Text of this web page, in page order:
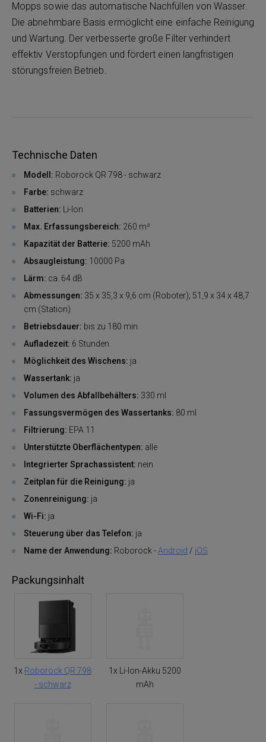
Mopps sowie das automatische Nachfüllen von Wasser.
Die abnehmbare Basis ermöglicht eine einfache Reinigung
und Wartung. Der verbesserte große Filter verhindert
effektiv Verstopfungen und fördert einen langfristigen
störungsfreien Betrieb.
Technische Daten
Modell: Roborock QR 798 - schwarz
Farbe: schwarz
Batterien: Li-Ion
Max. Erfassungsbereich: 260 m²
Kapazität der Batterie: 5200 mAh
Absaugleistung: 10000 Pa
Lärm: ca. 64 dB
Abmessungen: 35 x 35,3 x 9,6 cm (Roboter); 51,9 x 34 x 48,7
cm (Station)
Betriebsdauer: bis zu 180 min.
Aufladezeit: 6 Stunden.
Möglichkeit des Wischens: ja
Wassertank: ja
Volumen des Abfallbehälters: 330 ml
Fassungsvermögen des Wassertanks: 80 ml
Filtrierung: EPA 11
Unterstützte Oberflächentypen: alle
Integrierter Sprachassistent: nein
Zeitplan für die Reinigung: ja
Zonenreinigung: ja
Wi-Fi: ja
Steuerung über das Telefon: ja
Name der Anwendung: Roborock -Android / iOS
Packungsinhalt
1x Roborock QR 798
- schwarz
1x Li-Ion-Akku 5200
mAh